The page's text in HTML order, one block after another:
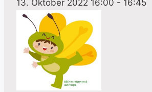
13. Oktober 2022 16:00 - 16:45